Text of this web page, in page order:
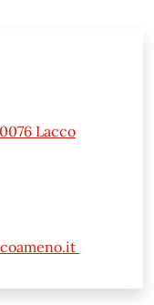
Lacco